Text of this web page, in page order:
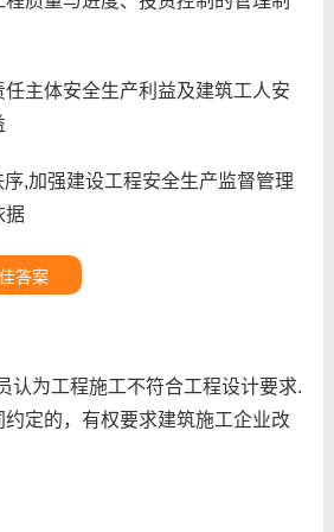
主体安全生产利益及建筑工人安
,加强建设工程安全生产监督管理
据
答案
认为工程施工不符合工程设计要求.
定的，有权要求建筑施工企业改